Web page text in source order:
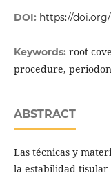
DOI: https://
Keywords: root
procedure,
ABSTRACT
Las técnicas y
la estabilidad